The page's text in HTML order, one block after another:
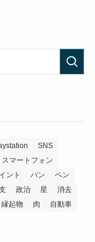
SNS
スマートフォン
ント パン
ペン
政治 星
消去
縁起物 肉
自動車